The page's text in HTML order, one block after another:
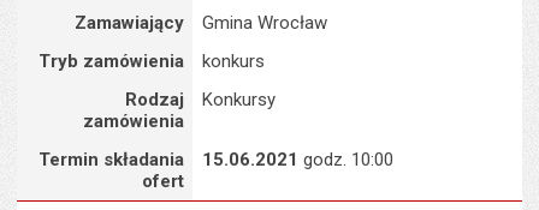
Zamawiający
Gmina Wrocław
Tryb zamówienia
konkurs
Rodzaj
zamówienia
Konkursy
Termin składania
ofert
15.06.2021 godz. 10:00